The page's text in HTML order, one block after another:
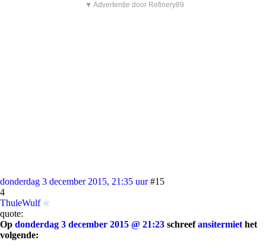
▼ Advertentie door Refinery89
donderdag 3 december 2015, 21:35 uur #15
4
ThuleWulf
quote:
Op donderdag 3 december 2015 @ 21:23 schreefansitermiet het
volgende: